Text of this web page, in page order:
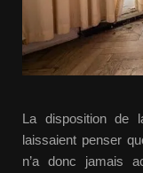
La disposition de
laissaient penser
n’a donc jamais